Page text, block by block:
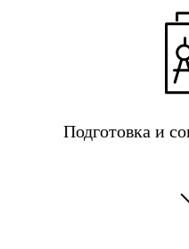
Подготовка и